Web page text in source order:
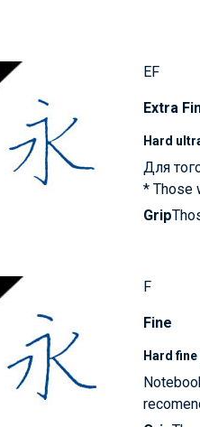
EF
Extra
Hard
Для
* Those
Grip
F
Fine
Hard